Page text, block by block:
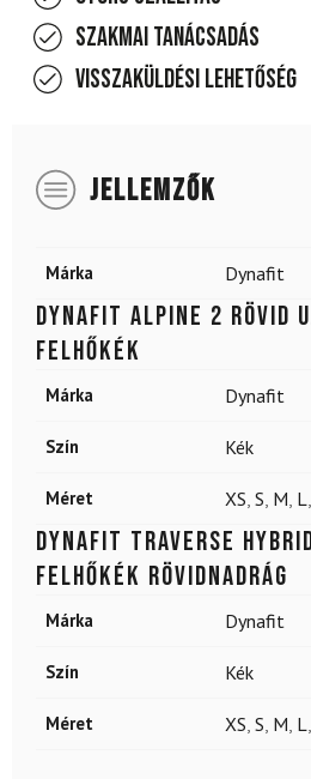
Szakmai tanácsadás
Visszaküldési lehetőség
JELLEMZŐK
Márka Dynafit
DYNAFIT Alpine 2 rövid
felhőkék
Márka Dynafit
Szín Kék
Méret XS, S, M, L,
DYNAFIT Traverse
Felhőkék Rövidnadrág
Márka Dynafit
Szín Kék
Méret XS, S, M, L,